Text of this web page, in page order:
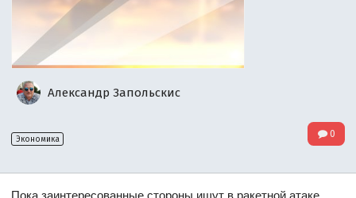
Александр Запольскис
Экономика 0
Пока заинтересованные стороны ищут в ракетной атаке